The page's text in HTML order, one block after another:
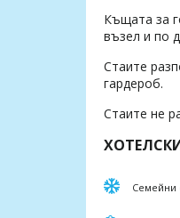
Къщата за
възел и по
Стаите
гардероб.
Стаите не
Семейни